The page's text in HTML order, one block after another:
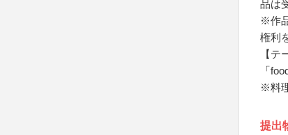
品は
※作
権利
【テ
「
※料
提出